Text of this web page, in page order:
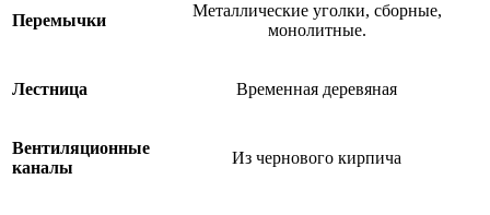
Перемычки
Металлические уголки, сборные,
монолитные.
Лестница Временная деревяная
Вентиляционные
каналы
Из чернового кирпича